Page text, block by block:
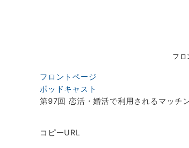
フロ
フロントページ
ポッドキャスト
第97回 恋活・婚活で利用されるマッチ
コピーURL